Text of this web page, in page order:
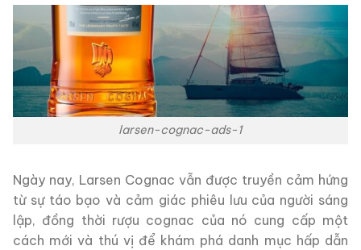
larsen-cognac-ads-1
Ngày nay, Larsen Cognac vẫn được truyền cảm hứng
từ sự táo bạo và cảm giác phiêu lưu của người sáng
lập, đồng thời rượu cognac của nó cung cấp một
cách mới và thú vị để khám phá danh mục hấp dẫn